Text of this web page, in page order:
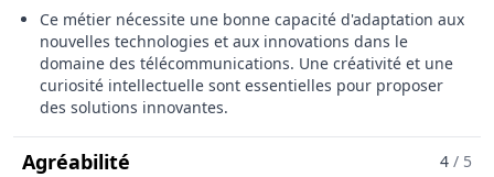
Ce métier nécessite une bonne capacité d'adaptation aux
nouvelles technologies et aux innovations dans le
domaine des télécommunications. Une créativité et une
curiosité intellectuelle sont essentielles pour proposer
des solutions innovantes.
Agréabilité Pour Le Métier De Ingénieur / 4 / 5